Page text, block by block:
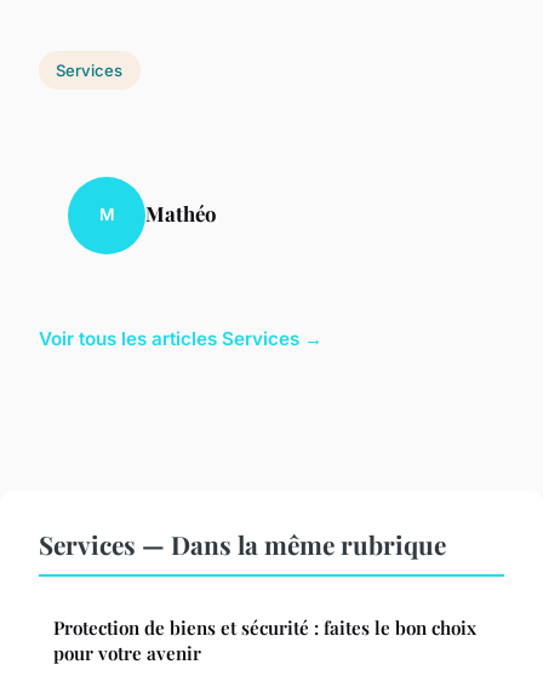
Services
M Mathéo
Voir tous les articles Services →
Services — Dans la même rubrique
Protection de biens et sécurité : faites le bon choix
pour votre avenir